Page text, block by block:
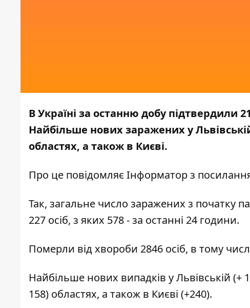
В Україні за останню добу підтвердили
Найбільше нових заражених у
областях, а також в Києві.
Про це повідомляє Інформаторз
Так, загальне число заражених з початку
227 осіб, з яких 578 - за останні 24 години.
Померли від хвороби 2846 осіб, в тому
Найбільше нових випадків у Львівській (+
158) областях, а також в Києві (+240).